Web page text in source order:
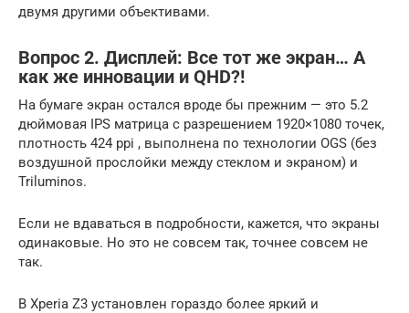
двумя другими объективами.
Вопрос 2. Дисплей: Все тот же экран… А
как же инновации и QHD?!
На бумаге экран остался вроде бы прежним — это 5.2
дюймовая IPS матрица с разрешением 1920×1080 точек,
плотность 424 ppi , выполнена по технологии OGS (без
воздушной прослойки между стеклом и экраном) и
Triluminos.
Если не вдаваться в подробности, кажется, что экраны
одинаковые. Но это не совсем так, точнее совсем не
так.
В Xperia Z3 установлен гораздо более яркий и